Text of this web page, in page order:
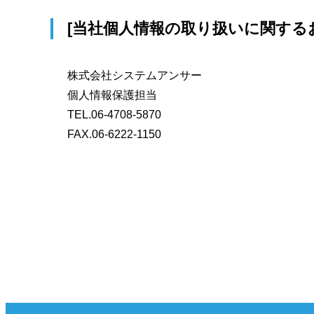
[当社個人情報の取り扱いに関する
株式会社システムアンサー
個人情報保護担当
TEL.06-4708-5870
FAX.06-6222-1150